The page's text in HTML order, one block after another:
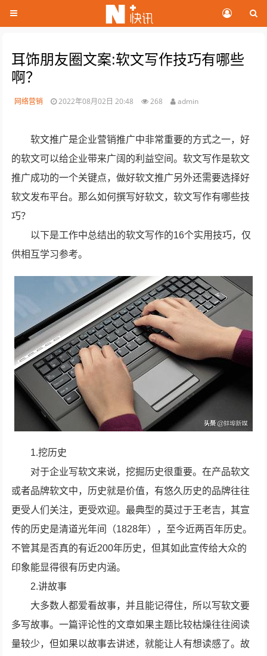
耳饰朋友圈文案:软文写作技巧有哪些
啊？
网络营销 2022年08月02日 20:48 268 admin
软文推广是企业营销推广中非常重要的方式之一，好
的软文可以给企业带来广阔的利益空间。软文写作是软文
推广成功的一个关键点，做好软文推广另外还需要选择好
软文发布平台。那么如何撰写好软文，软文写作有哪些技
巧？
以下是工作中总结出的软文写作的16个实用技巧，仅
供相互学习参考。
1.挖历史
对于企业写软文来说，挖掘历史很重要。在产品软文
或者品牌软文中，历史就是价值，有悠久历史的品牌往往
更受人们关注，更受欢迎。最典型的莫过于王老吉，其宣
传的历史是清道光年间（1828年），至今近两百年历史。
不管其是否真的有近200年历史，但其如此宣传给大众的
印象能显得很有历史内涵。
2.讲故事
大多数人都爱看故事，并且能记得住，所以写软文要
多写故事。一篇评论性的文章如果主题比较枯燥往往阅读
量较少，但如果以故事去讲述，就能让人有想读感了。故